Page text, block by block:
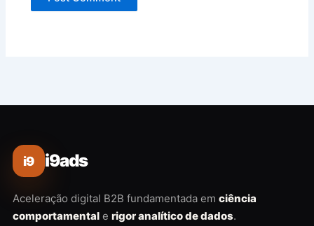
i9 i9ads
Aceleração digital B2B fundamentada em ciência
comportamental e rigor analítico de dados.